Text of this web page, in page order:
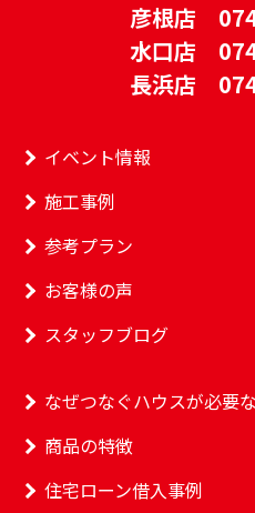
彦根店
水口店
長浜店
イベント情報
施工事例
参考プラン
お客様の声
スタッフブログ
なぜつなぐハウスが必要
商品の特徴
住宅ローン借入事例